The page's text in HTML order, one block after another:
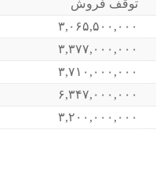
توقف فروش
۳,۰۶۵,۵۰۰,۰۰۰
۳,۳۷۷,۰۰۰,۰۰۰
۳,۷۱۰,۰۰۰,۰۰۰
۶,۳۴۷,۰۰۰,۰۰۰
۳,۲۰۰,۰۰۰,۰۰۰